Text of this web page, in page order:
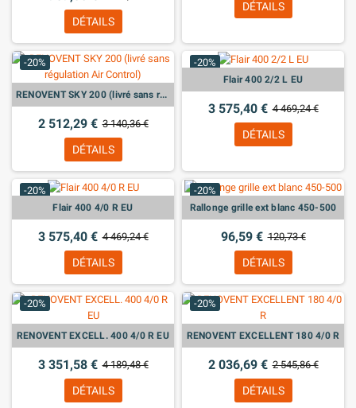
DÉTAILS
DÉTAILS
-20%
RENOVENT SKY 200 (livré sans régulation Air Control)
2 512,29 € 3 140,36 €
DÉTAILS
-20%
Flair 400 2/2 L EU
3 575,40 € 4 469,24 €
DÉTAILS
-20%
Flair 400 4/0 R EU
3 575,40 € 4 469,24 €
DÉTAILS
-20%
Rallonge grille ext blanc 450-500
96,59 € 120,73 €
DÉTAILS
-20%
RENOVENT EXCELL. 400 4/0 R EU
3 351,58 € 4 189,48 €
DÉTAILS
-20%
RENOVENT EXCELLENT 180 4/0 R
2 036,69 € 2 545,86 €
DÉTAILS